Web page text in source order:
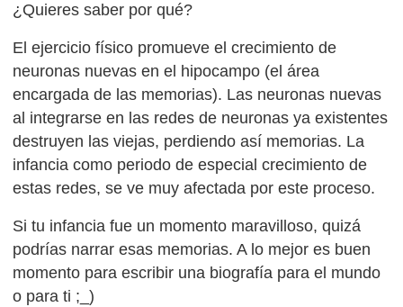
¿Quieres saber por qué?
El ejercicio físico promueve el crecimiento de
neuronas nuevas en el hipocampo (el área
encargada de las memorias). Las neuronas nuevas
al integrarse en las redes de neuronas ya existentes
destruyen las viejas, perdiendo así memorias. La
infancia como periodo de especial crecimiento de
estas redes, se ve muy afectada por este proceso.
Si tu infancia fue un momento maravilloso, quizá
podrías narrar esas memorias. A lo mejor es buen
momento para escribir una biografía para el mundo
o para ti ;_)